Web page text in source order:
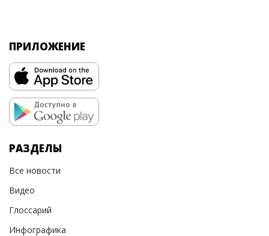
ПРИЛОЖЕНИЕ
РАЗДЕЛЫ
Все новости
Видео
Глоссарий
Инфографика